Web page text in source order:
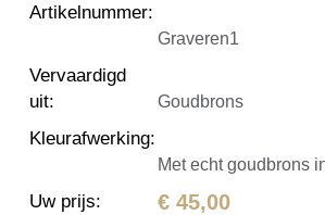
Artikelnummer:
Graveren1
Vervaardigd
uit: Goudbrons
Kleurafwerking:
Met echt goudbrons
Uw prijs: € 45,00